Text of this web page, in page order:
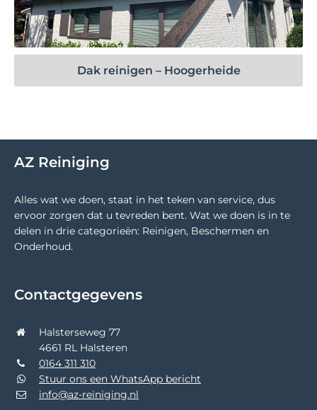
Bekijk project
Dak reinigen – Hoogerheide
AZ Reiniging
Alles wat we doen, staat in het teken van service, dus
ervoor zorgen dat u tevreden bent. Wat we doen is in te
delen in drie categorieën: Reinigen, Beschermen en
Onderhoud.
Contactgegevens
Halsterseweg 77
4661 RL Halsteren
0164 311 310
Stuur ons een WhatsApp bericht
info@az-reiniging.nl